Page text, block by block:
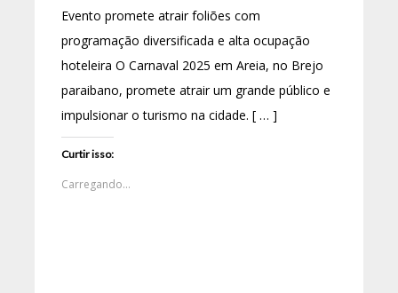
Evento promete atrair foliões com
programação diversificada e alta ocupação
hoteleira O Carnaval 2025 em Areia, no Brejo
paraibano, promete atrair um grande público e
impulsionar o turismo na cidade. [ … ]
Curtir isso:
Carregando...